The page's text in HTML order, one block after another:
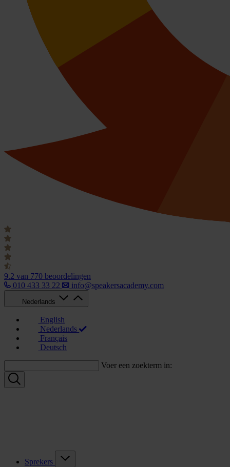
9.2 van 770 beoordelingen
010 433 33 22
info@speakersacademy.com
Nederlands
English
Nederlands
Français
Deutsch
Voer een zoekterm in:
Sprekers